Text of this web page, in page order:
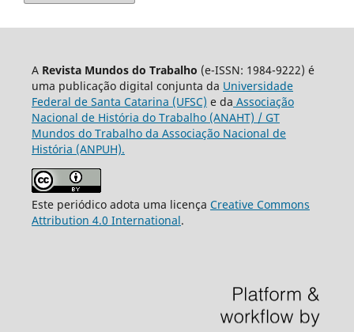
A Revista Mundos do Trabalho (e-ISSN: 1984-9222) é
uma publicação digital conjunta da Universidade
Federal de Santa Catarina (UFSC) e da Associação
Nacional de História do Trabalho (ANAHT) / GT
Mundos do Trabalho da Associação Nacional de
História (ANPUH).
Este periódico adota uma licença Creative Commons
Attribution 4.0 International.